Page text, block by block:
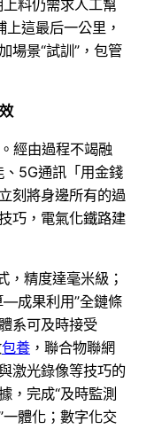
料仍需求人工幫
這最后一公里，
場景“試訓”，包管
經由過程不竭融
5G通訊「用金錢
刻將身邊所有的過
巧，電氣化鐵路建
，精度達毫米級；
成果利用”全鏈條
系可及時接受
包養 ，聯合物聯網
激光錄像等技巧的
，完成“及時監測
體化；數字化交